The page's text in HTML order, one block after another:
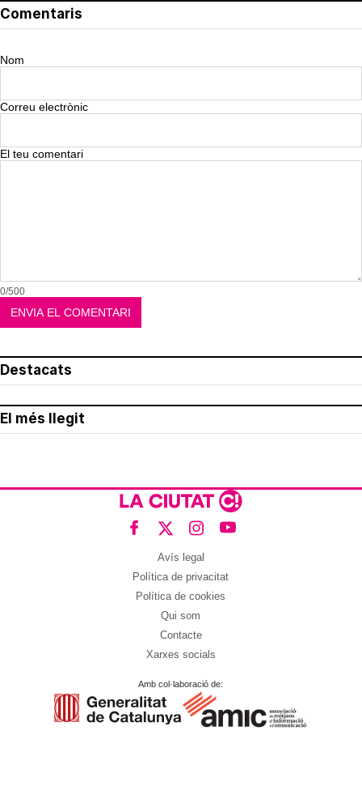
Comentaris
Nom
Correu electrònic
El teu comentari
0/500
Destacats
El més llegit
Avís legal
Política de privacitat
Política de cookies
Qui som
Contacte
Xarxes socials
Amb col·laboració de: